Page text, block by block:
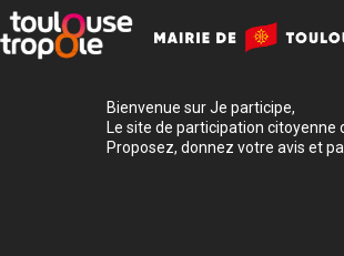
Bienvenue sur Je participe,
Le site de participation citoyenne
Proposez, donnez votre avis et